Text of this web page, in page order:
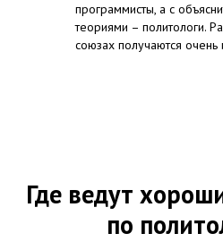
программисты, а с
теориями – политологи.
союзах получаются очень
Где ведут
по